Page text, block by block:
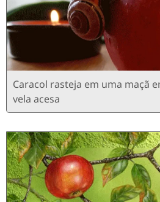
Caracol rasteja em uma maçã
vela acesa